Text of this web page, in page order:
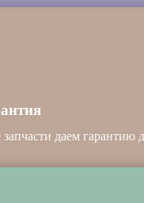
даем гарантию